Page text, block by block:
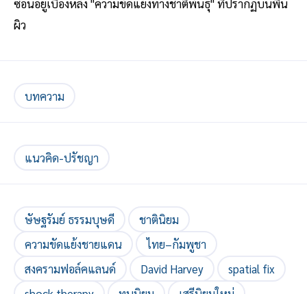
ซ่อนอยู่เบื้องหลัง "ความขัดแย้งทางชาติพันธุ์" ที่ปรากฏบนพื้น
ผิว
บทความ
แนวคิด-ปรัชญา
ษัษฐรัมย์ ธรรมบุษดี
ชาตินิยม
ความขัดแย้งชายแดน
ไทย–กัมพูชา
สงครามฟอล์คแลนด์
David Harvey
spatial fix